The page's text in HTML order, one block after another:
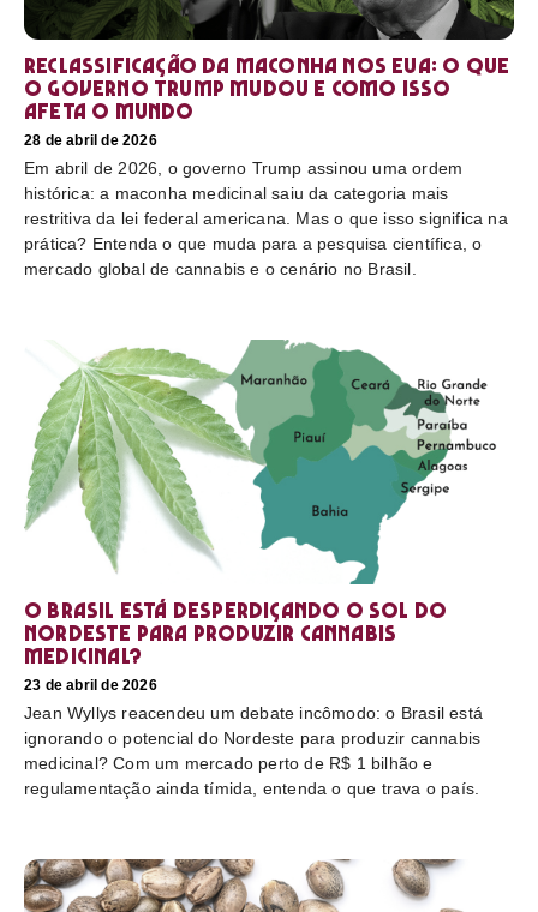
Reclassificação da maconha nos EUA: o que
o governo Trump mudou e como isso
afeta o mundo
28 de abril de 2026
Em abril de 2026, o governo Trump assinou uma ordem
histórica: a maconha medicinal saiu da categoria mais
restritiva da lei federal americana. Mas o que isso significa na
prática? Entenda o que muda para a pesquisa científica, o
mercado global de cannabis e o cenário no Brasil.
O Brasil está desperdiçando o sol do
nordeste para produzir cannabis
medicinal?
23 de abril de 2026
Jean Wyllys reacendeu um debate incômodo: o Brasil está
ignorando o potencial do Nordeste para produzir cannabis
medicinal? Com um mercado perto de R$ 1 bilhão e
regulamentação ainda tímida, entenda o que trava o país.